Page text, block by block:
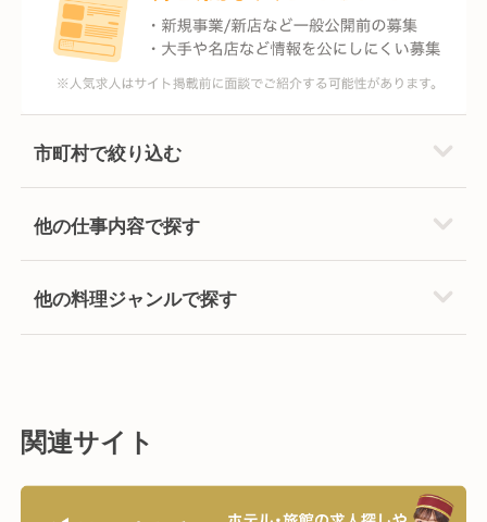
市町村で絞り込む
他の仕事内容で探す
他の料理ジャンルで探す
関連サイト